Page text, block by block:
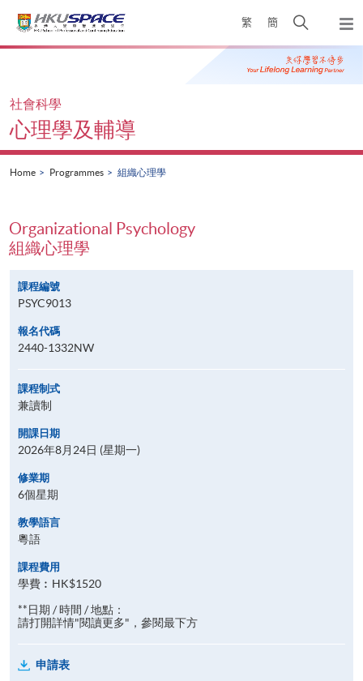
繁 簡
Open
search
panel
Main
社會科學
心理學及輔導
Home Programmes 組織心理學
Organizational Psychology
組織心理學
課程編號
PSYC9013
報名代碼
2440-1332NW
課程制式
兼讀制
開課日期
2026年8月24日 (星期一)
修業期
6個星期
教學語言
粵語
課程費用
學費︰HK$1520
**日期 / 時間 / 地點：
請打開詳情"閱讀更多"，參閱最下方
申請表